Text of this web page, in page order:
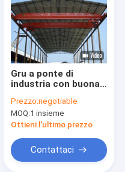
Gru a ponte di
industria con buona
Prezzo:negotiable
MOQ:1 insieme
Ottieni l'ultimo prezzo
Contattaci